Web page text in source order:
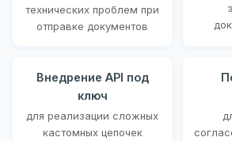
технических проблем при
отправке документов
Внедрение API под
ключ
для реализации сложных
кастомных цепочек